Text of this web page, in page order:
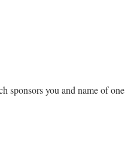
sponsors you and name of one